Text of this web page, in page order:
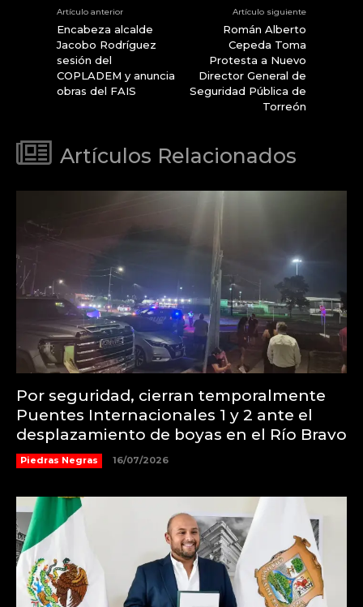
Artículo anterior
Encabeza alcalde
Jacobo Rodríguez
sesión del
COPLADEM y anuncia
obras del FAIS
Artículo siguiente
Román Alberto
Cepeda Toma
Protesta a Nuevo
Director General de
Seguridad Pública de
Torreón
Artículos Relacionados
Por seguridad, cierran temporalmente
Puentes Internacionales 1 y 2 ante el
desplazamiento de boyas en el Río Bravo
Piedras Negras 16/07/2026